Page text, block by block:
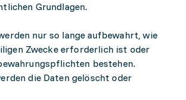
Grundlagen.
nur so lange aufbewahrt, wie
Zwecke erforderlich ist oder
bestehen.
die Daten gelöscht oder